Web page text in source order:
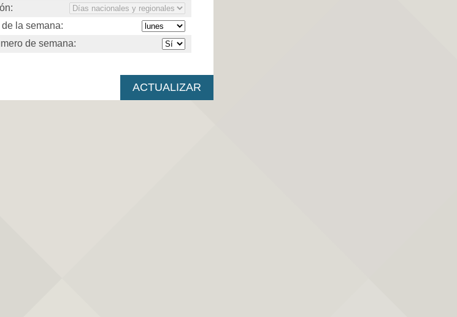
la semana:
de semana: